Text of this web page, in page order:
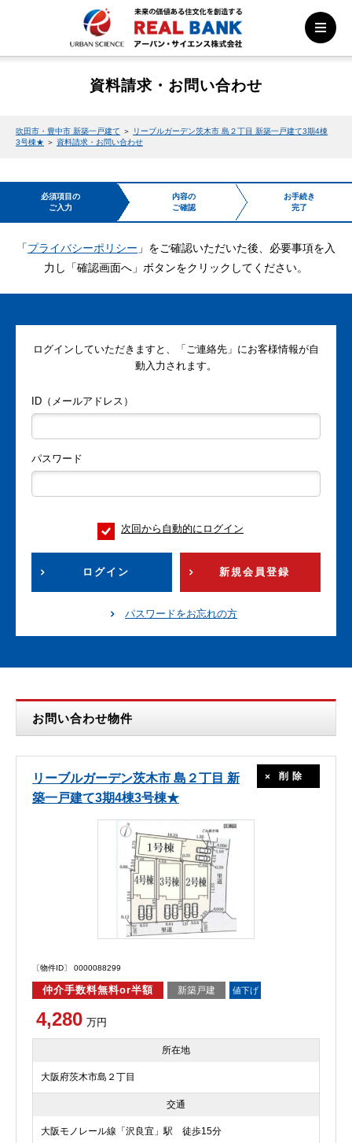
資料請求・お問い合わせ
吹田市・豊中市 新築一戸建て ＞
リーブルガーデン茨木市 島２丁目 新築一戸建て3期4棟
3号棟★ ＞ 資料請求・お問い合わせ
必須項目の
ご入力
内容の
ご確認
お手続き
完了
「プライバシーポリシー 」をご確認いただいた後、必要事項を入
力し「確認画面へ」ボタンをクリックしてください。
ログインしていただきますと、「ご連絡先」にお客様情報が自
動入力されます。
ID（メールアドレス）
パスワード
次回から自動的にログイン
ログイン 新規会員登録
パスワードをお忘れの方
お問い合わせ物件
リーブルガーデン茨木市 島２丁目 新
築一戸建て3期4棟3号棟★
削除
〔物件ID〕 0000088299
仲介手数料無料or半額 新築戸建 値下げ
4,280 万円
所在地
大阪府茨木市島２丁目
交通
大阪モノレール線「沢良宜」駅 徒歩15分